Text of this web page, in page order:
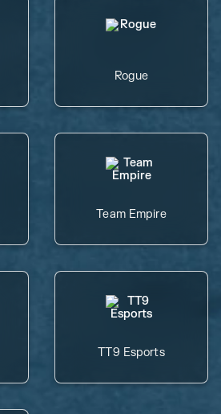
Rogue
Team Empire
TT9 Esports